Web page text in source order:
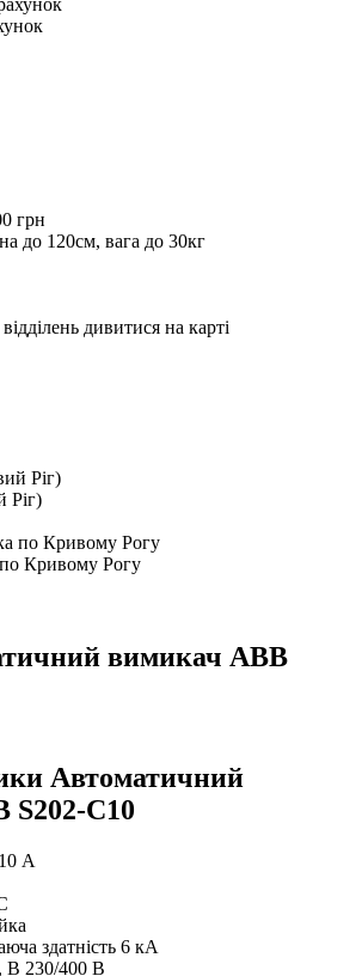
грн
до 120см, вага до 30кг
дивитися на карті
Ріг)
по Кривому Рогу
вимикач ABB
Автоматичний
S202-С10
10 А
здатність 6 кА
В 230/400 В